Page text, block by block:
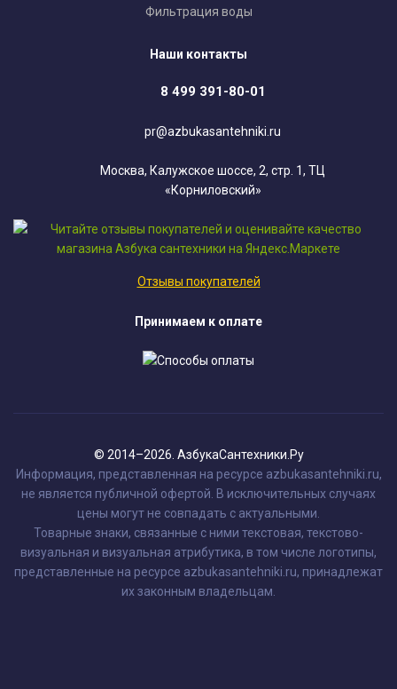
Фильтрация воды
Наши контакты
8 499 391-80-01
pr@azbukasantehniki.ru
Москва, Калужское шоссе, 2, стр. 1, ТЦ
«Корниловский»
Отзывы покупателей
Принимаем к оплате
© 2014–2026. АзбукаСантехники.Ру
Информация, представленная на ресурсе azbukasantehniki.ru,
не является публичной офертой. В исключительных случаях
цены могут не совпадать с актуальными.
Товарные знаки, связанные с ними текстовая, текстово-
визуальная и визуальная атрибутика, в том числе логотипы,
представленные на ресурсе azbukasantehniki.ru, принадлежат
их законным владельцам.